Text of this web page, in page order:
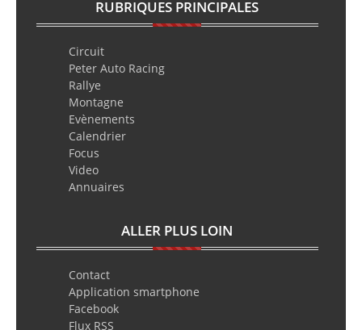
RUBRIQUES PRINCIPALES
Circuit
Peter Auto Racing
Rallye
Montagne
Evènements
Calendrier
Focus
Video
Annuaires
ALLER PLUS LOIN
Contact
Application smartphone
Facebook
Flux RSS